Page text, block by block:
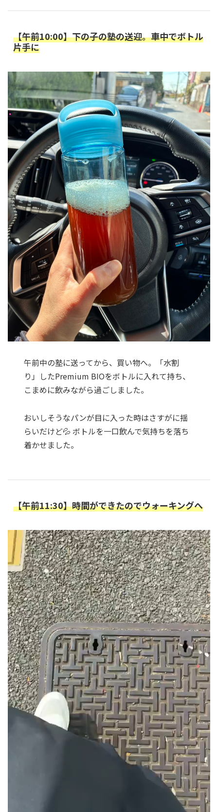
【午前10:00】下の子の塾の送迎。車中でボトル
片手に
午前中の塾に送ってから、買い物へ。「水割
り」したPremium BIOをボトルに入れて持ち、
こまめに飲みながら過ごしました。
おいしそうなパンが目に入った時はさすがに揺
らいだけど💦 ボトルを一口飲んで気持ちを落ち
着かせました。
【午前11:30】時間ができたのでウォーキングへ